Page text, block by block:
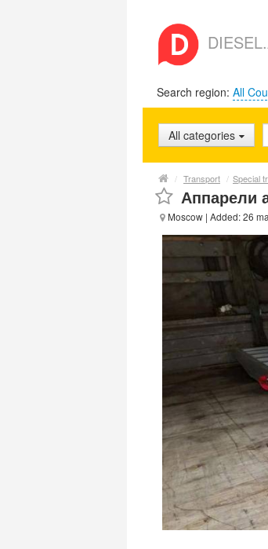
Search region: All
All categories
/ Transport / Special
Аппарели
Moscow | Added: 26